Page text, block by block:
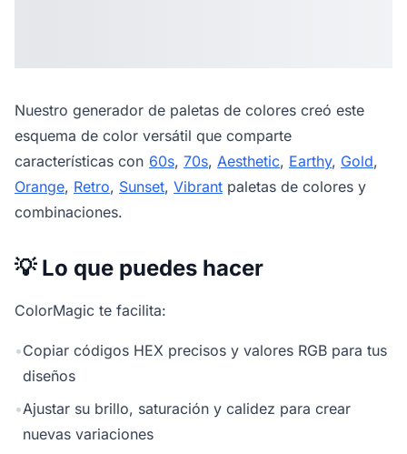
Nuestro generador de paletas de colores creó este
esquema de color versátil que comparte
características con 60s, 70s, Aesthetic, Earthy, Gold,
Orange, Retro, Sunset, Vibrant paletas de colores y
combinaciones.
💡 Lo que puedes hacer
ColorMagic te facilita:
•Copiar códigos HEX precisos y valores RGB para tus
diseños
•Ajustar su brillo, saturación y calidez para crear
nuevas variaciones